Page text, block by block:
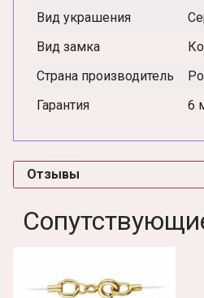
Вид украшения
Вид замка
Страна производитель
Гарантия
6
Отзывы